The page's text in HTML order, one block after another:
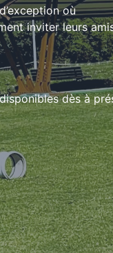
où
inviter leurs
dès à